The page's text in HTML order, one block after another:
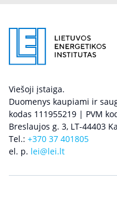
Viešoji įstaiga.
Duomenys kaupiami ir
kodas 111955219 | PVM
Breslaujos g. 3, LT-44403
Tel.: +370 37 401805
el. p. lei@lei.lt